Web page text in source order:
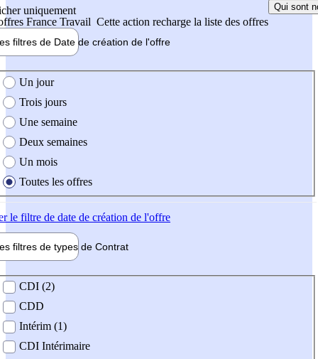
uniquement
France Travail Cette action recharge la liste des offres
Qui sont
filtres de Date de création de l'offre
création de l'offre
Un jour
Trois jours
Une semaine
Deux semaines
Un mois
Toutes les offres
le filtre de date de création de l'offre
filtres de types de Contrat
contrat
CDI (2)
CDD
Intérim (1)
CDI Intérimaire